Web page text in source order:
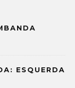
ESQUERDA